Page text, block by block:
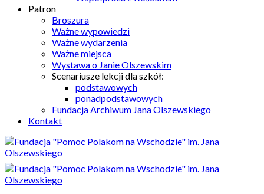
Patron
Broszura
Ważne wypowiedzi
Ważne wydarzenia
Ważne miejsca
Wystawa o Janie Olszewskim
Scenariusze lekcji dla szkół:
podstawowych
ponadpodstawowych
Fundacja Archiwum Jana Olszewskiego
Kontakt